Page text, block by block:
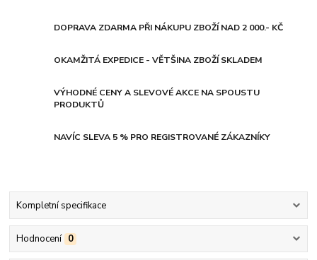
DOPRAVA ZDARMA PŘI NÁKUPU ZBOŽÍ NAD 2 000.- KČ
OKAMŽITÁ EXPEDICE - VĚTŠINA ZBOŽÍ SKLADEM
VÝHODNÉ CENY A SLEVOVÉ AKCE NA SPOUSTU
PRODUKTŮ
NAVÍC SLEVA 5 % PRO REGISTROVANÉ ZÁKAZNÍKY
Kompletní specifikace
Hodnocení 0